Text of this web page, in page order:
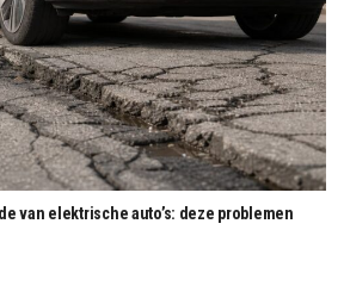
van elektrische auto’s: deze problemen